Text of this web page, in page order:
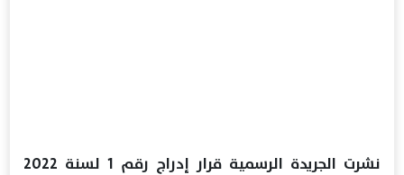
نشرت الجريدة الرسمية قرار إدراج رقم 1 لسنة 2022